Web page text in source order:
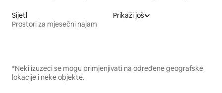
Sijetl
Prostori za mjesečni najam
Prikaži još
*Neki izuzeci se mogu primjenjivati na određene geografske
lokacije i neke objekte.